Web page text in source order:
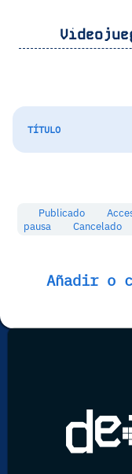
TÍTULO
Publicado
pausa
Cancelado
Añadir o